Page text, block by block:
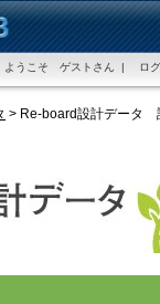
ようこそ ゲストさん | ロ
> Re-board設計データ